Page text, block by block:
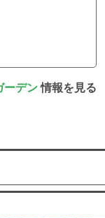
ーデン情報を見る